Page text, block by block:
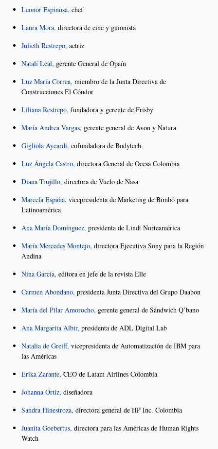
Leonor Espinosa, chef
Laura Mora, directora de cine y guionista
Julieth Restrepo, actriz
Natalí Leal, gerente General de Opaín
Luz María Correa, miembro de la Junta Directiva de
Construcciones El Cóndor
Liliana Restrepo, fundadora y gerente de Frisby
María Andrea Vargas, gerente general de Avon y Natura
Gigliola Aycardi, cofundadora de Bodytech
Luz Ángela Castro, directora General de Ocesa Colombia
Diana Trujillo, directora de Vuelo de Nasa
Marcela España, vicepresidenta de Marketing de Bimbo para
Latinoamérica
Ana María Domínguez, presidenta de Lindt Norteamérica
María Mercedes Montejo, directora Ejecutiva Sony para la Región
Andina
Nina García, editora en jefe de la revista Elle
Carmen Abondano, presidenta Junta Directiva del Grupo Daabon
María del Pilar Amorocho, gerente general de Sándwich Q’bano
Ana Margarita Albir, presidenta de ADL Digital Lab
Natalia de Greiff, vicepresidenta de Automatización de IBM para
las Américas
Erika Zarante, CEO de Latam Airlines Colombia
Johanna Ortiz, diseñadora
Sandra Hinestroza, directora general de HP Inc. Colombia
Juanita Goebertus, directora para las Américas de Human Rights
Watch